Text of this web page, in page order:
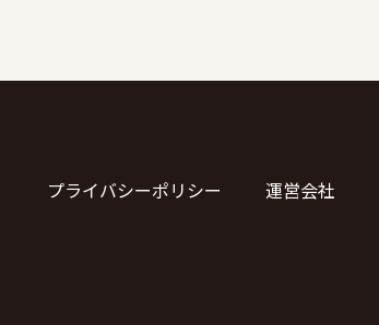
プライバシーポリシー 運営会社